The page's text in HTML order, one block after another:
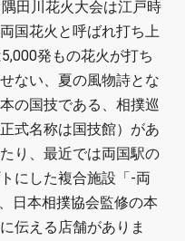
田川花火大会は江戸時
国花火と呼ばれ打ち上
発もの花火が打ち
ない、夏の風物詩とな
の国技である、相撲巡
式名称は国技館）があ
り、最近では両国駅の
にした複合施設「-両
日本相撲協会監修の本
伝える店舗がありま